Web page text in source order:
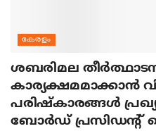
കേരളം
ശബരിമല
കാര്യക്ഷമമാക്കാന്‍
പരിഷ്‌കാരങ്ങള്‍
ബോര്‍ഡ് പ്രസിഡന്റ്